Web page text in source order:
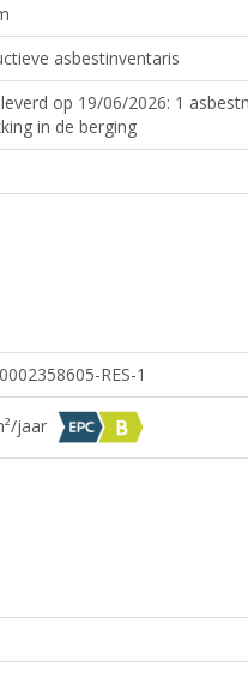
asbestinventaris
op 19/06/2026: 1
in de berging
RES-1
jaar